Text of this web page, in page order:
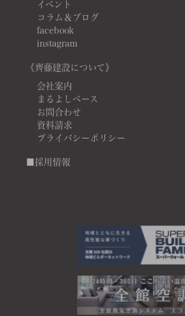
イベント
コラム＆ブログ
facebook
instagram
《齊藤建設について》
会社案内
まるよしベース
お問合わせ
資料請求
プライバシーポリシー
■採用情報